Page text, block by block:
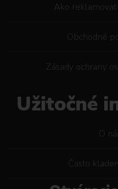
Ako
Obchodné
Zásady ochrany
Užitočné
O
Často